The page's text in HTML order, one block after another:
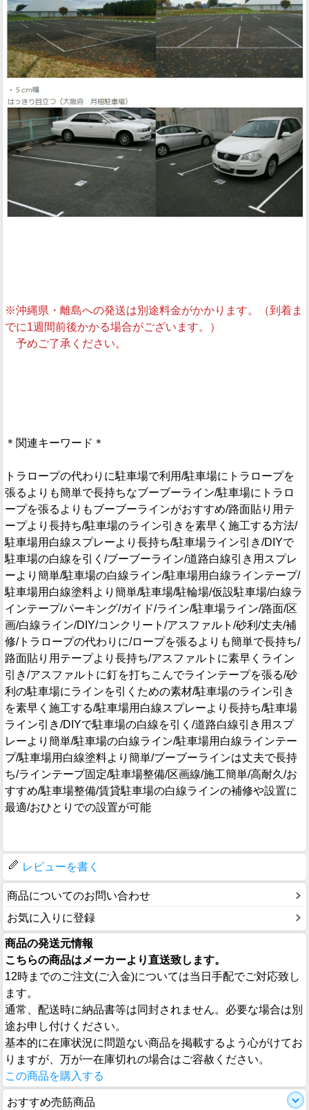
※沖縄県・離島への発送は別途料金がかかります。（到着ま
でに1週間前後かかる場合がございます。）
予めご了承ください。
＊関連キーワード＊
トラロープの代わりに駐車場で利用/駐車場にトラロープを
張るよりも簡単で長持ちなブーブーライン/駐車場にトラロ
ープを張るよりもブーブーラインがおすすめ/路面貼り用テ
ープより長持ち/駐車場のライン引きを素早く施工する方法/
駐車場用白線スプレーより長持ち/駐車場ライン引き/DIYで
駐車場の白線を引く/ブーブーライン/道路白線引き用スプレ
ーより簡単/駐車場の白線ライン/駐車場用白線ラインテープ/
駐車場用白線塗料より簡単/駐車場/駐輪場/仮設駐車場/白線ラ
インテープ/パーキング/ガイド/ライン/駐車場ライン/路面/区
画/白線ライン/DIY/コンクリート/アスファルト/砂利/丈夫/補
修/トラロープの代わりに/ロープを張るよりも簡単で長持ち/
路面貼り用テープより長持ち/アスファルトに素早くライン
引き/アスファルトに釘を打ちこんでラインテープを張る/砂
利の駐車場にラインを引くための素材/駐車場のライン引き
を素早く施工する/駐車場用白線スプレーより長持ち/駐車場
ライン引き/DIYで駐車場の白線を引く/道路白線引き用スプ
レーより簡単/駐車場の白線ライン/駐車場用白線ラインテー
プ/駐車場用白線塗料より簡単/ブーブーラインは丈夫で長持
ち/ラインテープ固定/駐車場整備/区画線/施工簡単/高耐久/お
すすめ/駐車場整備/賃貸駐車場の白線ラインの補修や設置に
最適/おひとりでの設置が可能
レビューを書く
商品についてのお問い合わせ
お気に入りに登録
商品の発送元情報
こちらの商品はメーカーより直送致します。
12時までのご注文(ご入金)については当日手配でご対応致し
ます。
通常、配送時に納品書等は同封されません。必要な場合は別
途お申し付けください。
基本的に在庫状況に問題ない商品を掲載するよう心がけてお
りますが、万が一在庫切れの場合はご容赦ください。
この商品を購入する
おすすめ売筋商品